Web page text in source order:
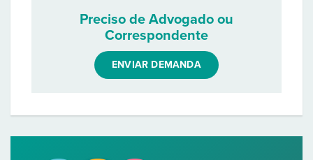
Preciso de Advogado ou
Correspondente
ENVIAR DEMANDA